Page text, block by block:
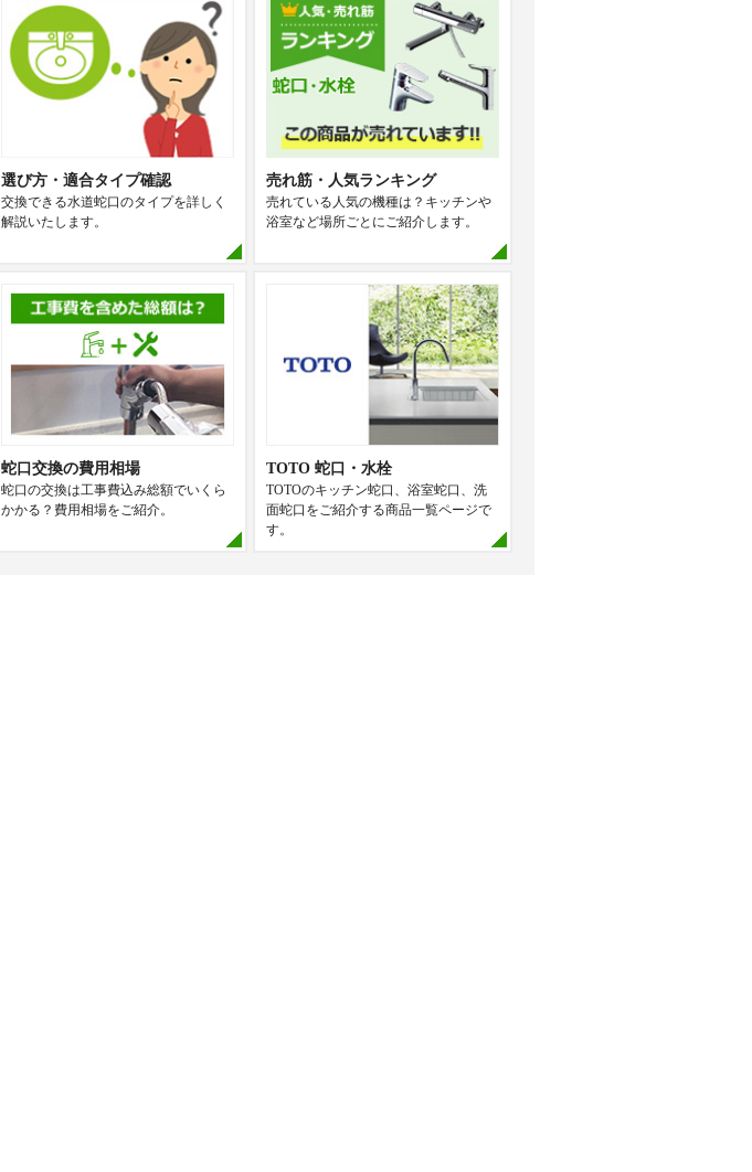
選び方・適合タイプ確認
交換できる水道蛇口のタイプを詳しく
解説いたします。
売れ筋・人気ランキング
売れている人気の機種は？キッチンや
浴室など場所ごとにご紹介します。
蛇口交換の費用相場
蛇口の交換は工事費込み総額でいくら
かかる？費用相場をご紹介。
TOTO 蛇口・水栓
TOTOのキッチン蛇口、浴室蛇口、洗
面蛇口をご紹介する商品一覧ページで
す。